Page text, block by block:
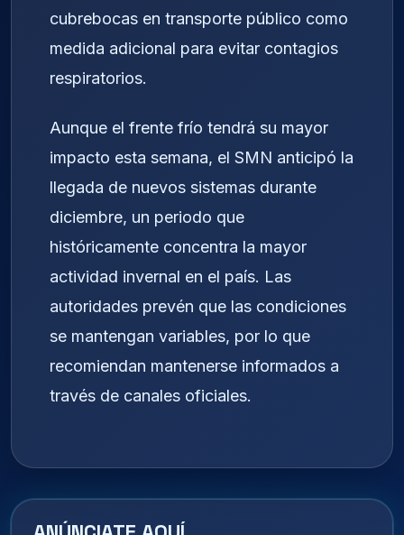
cubrebocas en transporte público como
medida adicional para evitar contagios
respiratorios.
Aunque el frente frío tendrá su mayor
impacto esta semana, el SMN anticipó la
llegada de nuevos sistemas durante
diciembre, un periodo que
históricamente concentra la mayor
actividad invernal en el país. Las
autoridades prevén que las condiciones
se mantengan variables, por lo que
recomiendan mantenerse informados a
través de canales oficiales.